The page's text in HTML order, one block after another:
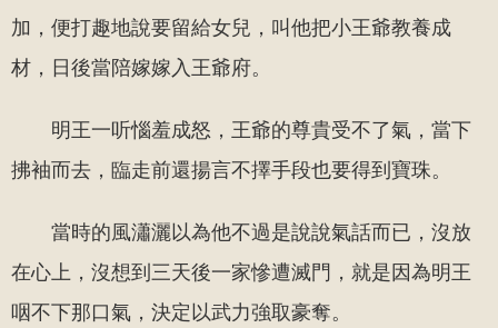
加，便打趣地說要留給女兒，叫他把小王爺教養成
材，日後當陪嫁嫁入王爺府。
明王一听惱羞成怒，王爺的尊貴受不了氣，當下
拂袖而去，臨走前還揚言不擇手段也要得到寶珠。
當時的風瀟灑以為他不過是說說氣話而已，沒放
在心上，沒想到三天後一家慘遭滅門，就是因為明王
咽不下那口氣，決定以武力強取豪奪。